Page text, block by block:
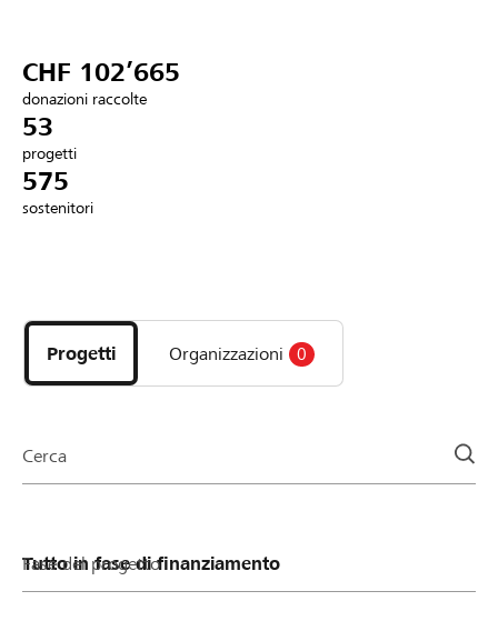
Collegarsi
DE FR IT
CHF 102’665
donazioni raccolte
53
progetti
575
sostenitori
i
progetti
e
della
Progetti Organizzazioni 0
Cerca
Fase del progetto